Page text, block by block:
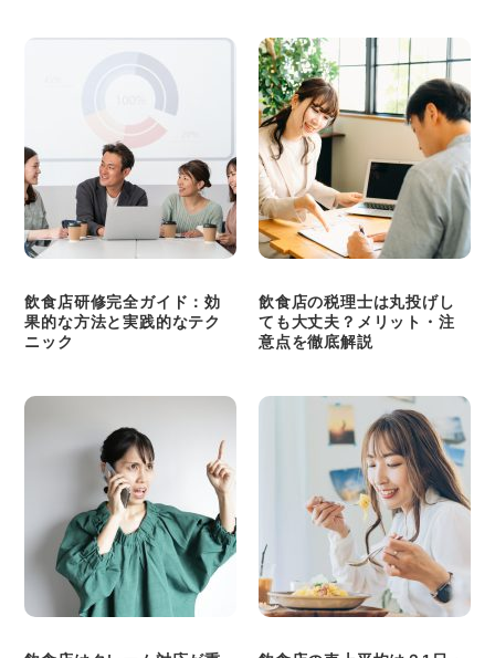
飲食店研修完全ガイド：効
果的な方法と実践的なテク
ニック
飲食店の税理士は丸投げし
ても大丈夫？メリット・注
意点を徹底解説